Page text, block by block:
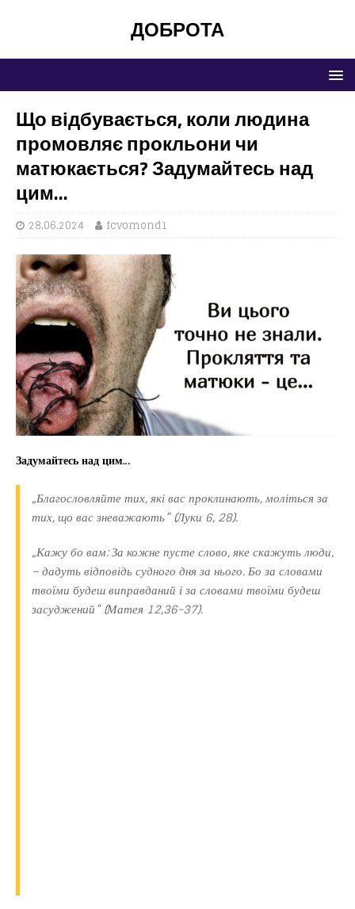
ДОБРОТА
Що відбувається, коли людина
промовляє прокльони чи
матюкається? Задумайтесь над
цим…
28.06.2024 fcvomond1
Задумайтесь над цим…
„Благословляйте тих, які вас проклинають, моліться за
тих, що вас зневажають“ (Луки 6, 28).
„Кажу бо вам: За кожне пусте слово, яке скажуть люди,
– дадуть відповідь судного дня за нього. Бо за словами
твоїми будеш виправданий і за словами твоїми будеш
засуджений“ (Матея 12,36-37).